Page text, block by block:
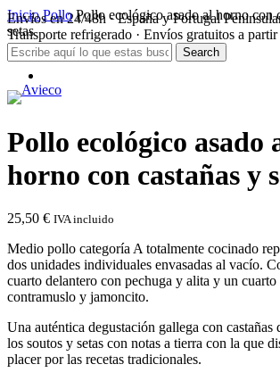
Skip
to
main
content
Envíos en 24/48h · España y Portugal
Transporte refrigerado · Envíos gratuitos a
Search
Search
Inicio Pollo Pollo ecológico asado al horno con
setas
Pollo ecológico asado
horno con castañas y
25,50 € IVA incluido
Medio pollo categoría A totalmente cocinado
dos unidades individuales envasadas al vacío.
cuarto delantero con pechuga y alita y un cuarto
contramuslo y jamoncito.
Una auténtica degustación gallega con castañas
los soutos y setas con notas a tierra con la que
placer por las recetas tradicionales.